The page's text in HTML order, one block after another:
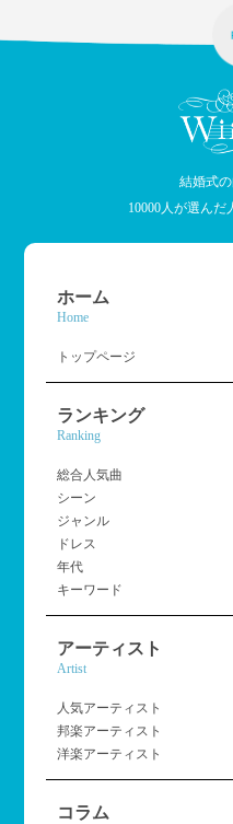
結婚式
10000人が選ん
ホーム
Home
トップページ
ランキング
Ranking
総合人気曲
シーン
ジャンル
ドレス
年代
キーワード
アーティスト
Artist
人気アーティスト
邦楽アーティスト
洋楽アーティスト
コラム